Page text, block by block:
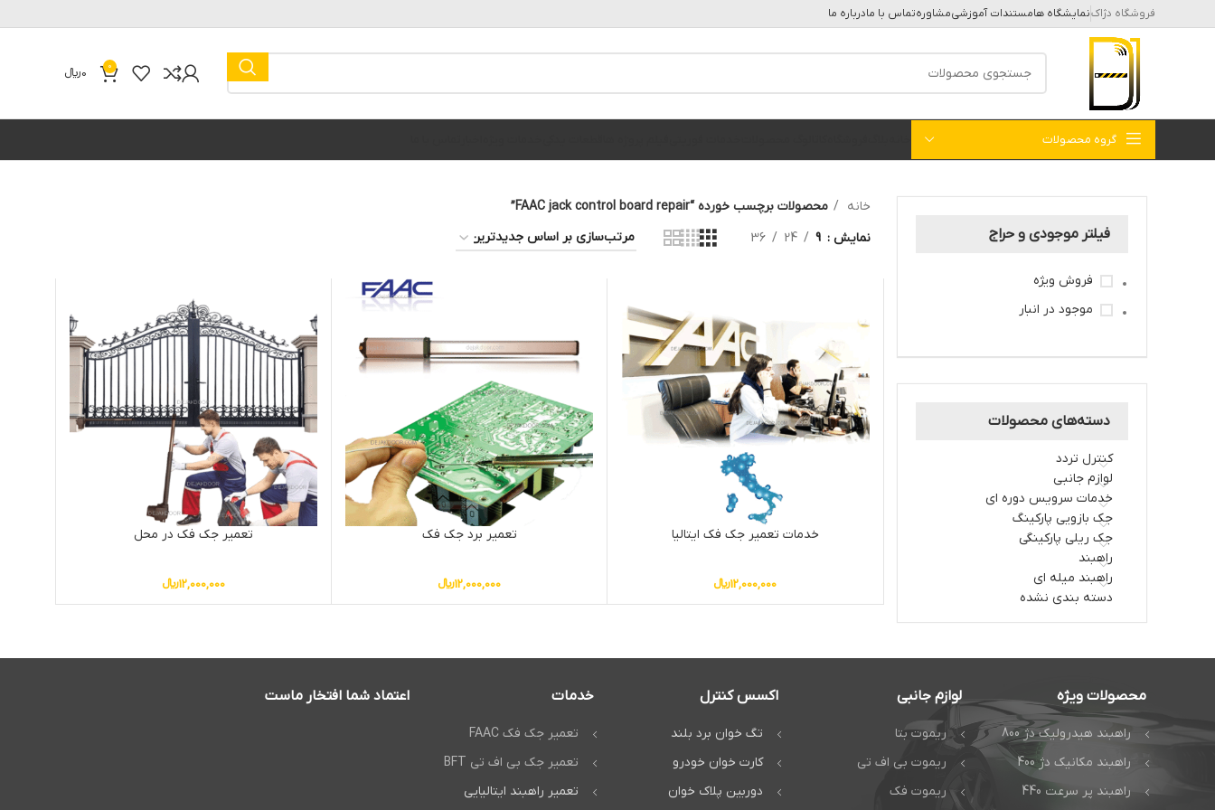
فروشگاه دژاکنمایشگاه هامستندات آموزشیمشاورهتماس با مادرباره ما
0
0﷼
گروه محصولات
فیلتر موجودی و حراج
فروش ویژه
موجود در انبار
دسته‌های محصولات
کنترل تردد
لوازم جانبی
خدمات سرویس دوره ای
جک بازویی پارکینگ
جک ریلی پارکینگی
راهبند
راهبند میله ای
دسته بندی نشده
خانه
محصولات برچسب خورده “FAAC jack control board repair”
نمایش 9
24
36
خدمات تعمیر جک فک ایتالیا
12,000,000﷼
تعمیر برد جک فک
12,000,000﷼
تعمیر جک فک در محل
12,000,000﷼
محصولات ویژه
راهبند هیدرولیک دژ 800
راهبند مکانیک دژ 400
راهبند پر سرعت 440
لوازم جانبی
ریموت بتا
ریموت بی اف تی
ریموت فک
اکسس کنترل
تگ خوان برد بلند
کارت خوان خودرو
دوربین پلاک خوان
خدمات
تعمیر جک فک FAAC
تعمیر جک بی اف تی BFT
تعمیر راهبند ایتالیایی
اعتماد شما افتخار ماست